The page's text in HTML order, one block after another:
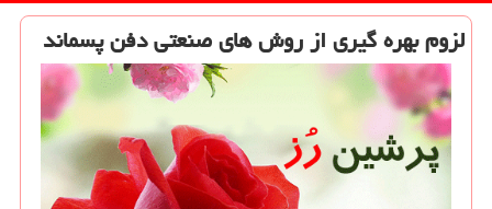
لزوم بهره گیری از روش های صنعتی دفن پسماند